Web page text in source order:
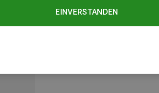
EINVERSTANDEN